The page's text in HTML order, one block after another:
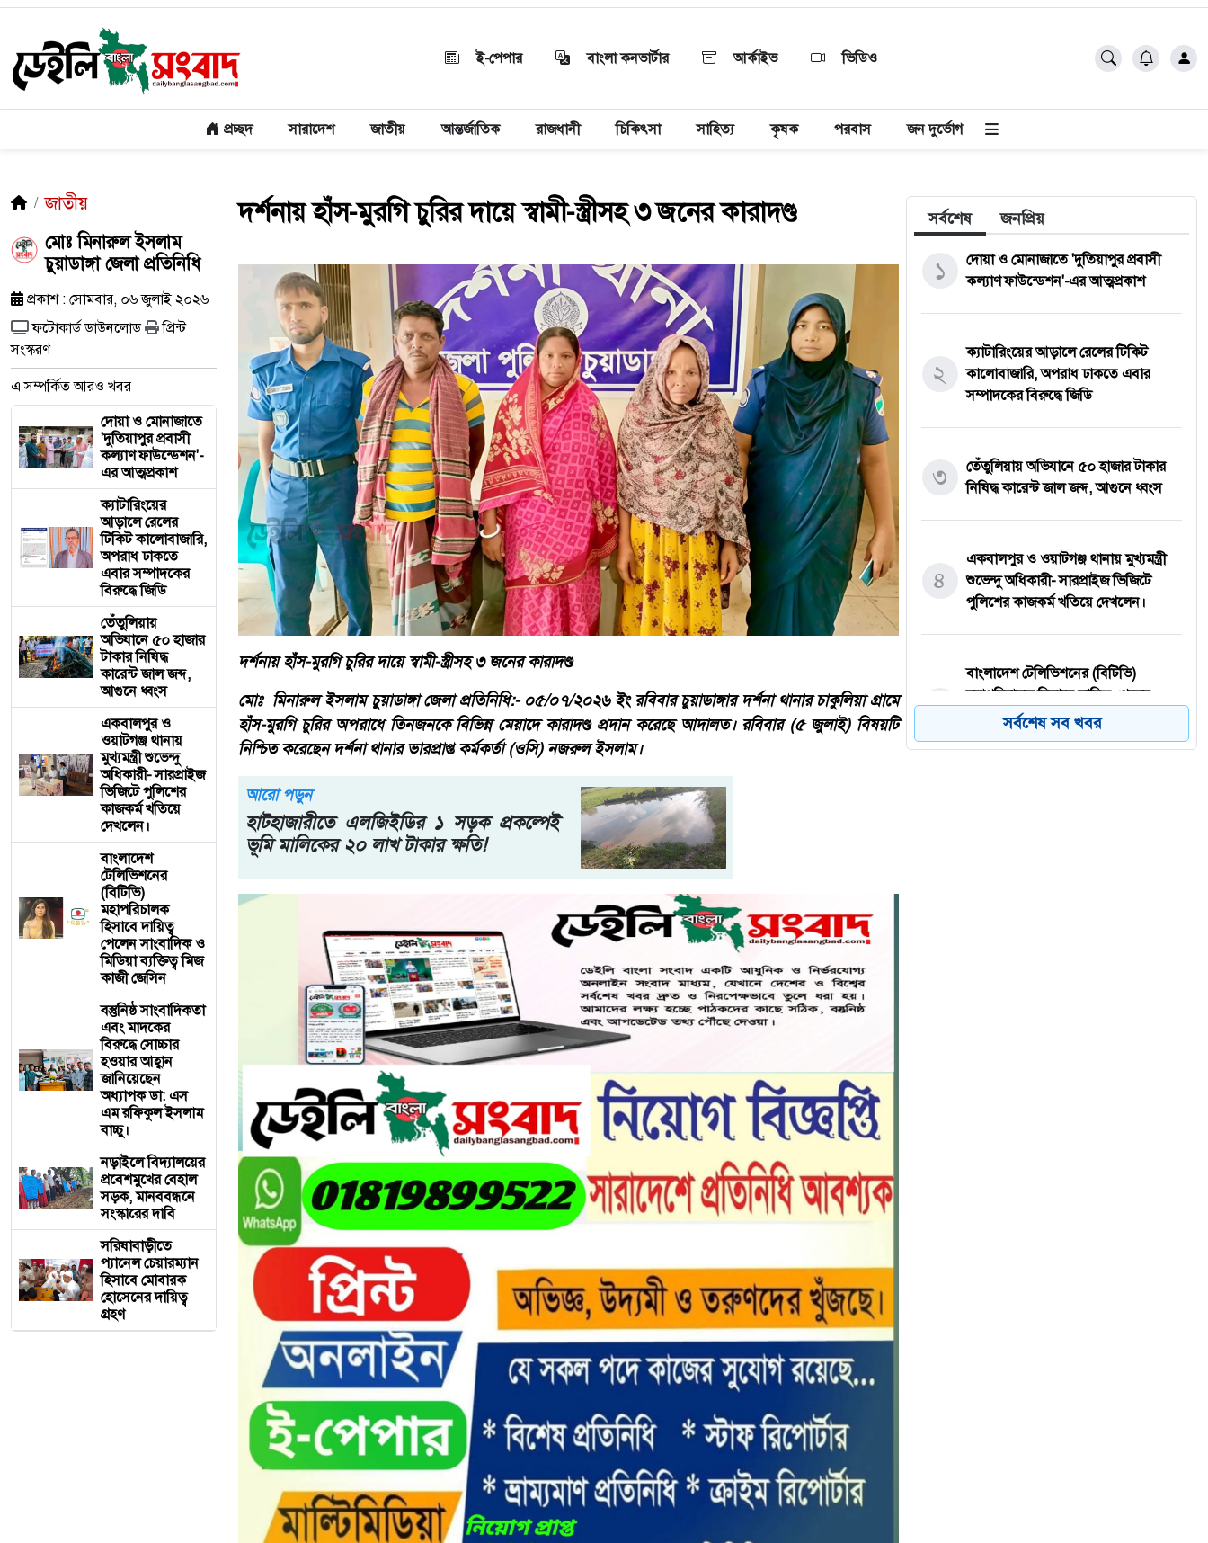
ই-পেপার বাংলা কনভার্টার আর্কাইভ ভিডিও
প্রচ্ছদ সারাদেশ জাতীয় আন্তর্জাতিক রাজধানী চিকিৎসা সাহিত্য কৃষক পরবাস জন দুর্ভোগ
জাতীয়
মোঃ মিনারুল ইসলাম
চুুয়াডাঙ্গা জেলা প্রতিনিধি
প্রকাশ : সোমবার, ০৬ জুলাই ২০২৬
ফটোকার্ড ডাউনলোড
প্রিন্ট
সংস্করণ
এ সম্পর্কিত আরও খবর
দোয়া ও মোনাজাতে
'দুতিয়াপুর প্রবাসী
কল্যাণ ফাউন্ডেশন'-
এর আত্মপ্রকাশ
ক্যাটারিংয়ের
আড়ালে রেলের
টিকিট কালোবাজারি,
অপরাধ ঢাকতে
এবার সম্পাদকের
বিরুদ্ধে জিডি
তেঁতুলিয়ায়
অভিযানে ৫০ হাজার
টাকার নিষিদ্ধ
কারেন্ট জাল জব্দ,
আগুনে ধ্বংস
একবালপুর ও
ওয়াটগঞ্জ থানায়
মুখ্যমন্ত্রী শুভেন্দু
অধিকারী- সারপ্রাইজ
ভিজিটে পুলিশের
কাজকর্ম খতিয়ে
দেখলেন।
বাংলাদেশ
টেলিভিশনের
(বিটিভি)
মহাপরিচালক
হিসাবে দায়িত্ব
পেলেন সাংবাদিক ও
মিডিয়া ব্যক্তিত্ব মিজ
কাজী জেসিন
বস্তুনিষ্ঠ সাংবাদিকতা
এবং মাদকের
বিরুদ্ধে সোচ্চার
হওয়ার আহ্বান
জানিয়েছেন
অধ্যাপক ডা: এস
এম রফিকুল ইসলাম
বাচ্চু।
নড়াইলে বিদ্যালয়ের
প্রবেশমুখের বেহাল
সড়ক, মানববন্ধনে
সংস্কারের দাবি
সরিষাবাড়ীতে
প্যানেল চেয়ারম্যান
হিসাবে মোবারক
হোসেনের দায়িত্ব
গ্রহণ
দর্শনায় হাঁস-মুরগি চুরির দায়ে স্বামী-স্ত্রীসহ ৩ জনের কারাদণ্ড
দর্শনায় হাঁস-মুরগি চুরির দায়ে স্বামী-স্ত্রীসহ ৩ জনের কারাদণ্ড
মোঃ মিনারুল ইসলাম চুুয়াডাঙ্গা জেলা প্রতিনিধি:- ০৫/০৭/২০২৬ ইং রবিবার ​চুয়াডাঙ্গার দর্শনা থানার চাকুলিয়া গ্রামে
হাঁস-মুরগি চুরির অপরাধে তিনজনকে বিভিন্ন মেয়াদে কারাদণ্ড প্রদান করেছে আদালত। রবিবার (৫ জুলাই) বিষয়টি
নিশ্চিত করেছেন দর্শনা থানার ভারপ্রাপ্ত কর্মকর্তা (ওসি) নজরুল ইসলাম।
আরো পড়ুন
হাটহাজারীতে এলজিইডির ১ সড়ক প্রকল্পেই
ভূমি মালিকের ২০ লাখ টাকার ক্ষতি!
সর্বশেষ জনপ্রিয়
১
দোয়া ও মোনাজাতে 'দুতিয়াপুর প্রবাসী
কল্যাণ ফাউন্ডেশন'-এর আত্মপ্রকাশ
২
ক্যাটারিংয়ের আড়ালে রেলের টিকিট
কালোবাজারি, অপরাধ ঢাকতে এবার
সম্পাদকের বিরুদ্ধে জিডি
৩
তেঁতুলিয়ায় অভিযানে ৫০ হাজার টাকার
নিষিদ্ধ কারেন্ট জাল জব্দ, আগুনে ধ্বংস
৪
একবালপুর ও ওয়াটগঞ্জ থানায় মুখ্যমন্ত্রী
শুভেন্দু অধিকারী- সারপ্রাইজ ভিজিটে
পুলিশের কাজকর্ম খতিয়ে দেখলেন।
৫
বাংলাদেশ টেলিভিশনের (বিটিভি)
মহাপরিচালক হিসাবে দায়িত্ব পেলেন
সাংবাদিক ও মিডিয়া ব্যক্তিত্ব মিজ কাজী
জেসিন
সর্বশেষ সব খবর